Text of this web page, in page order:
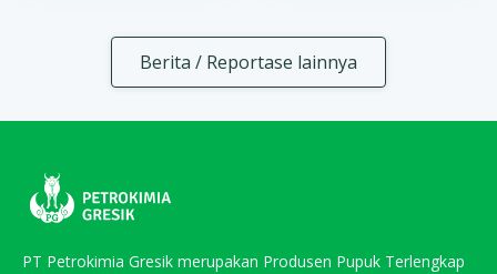
Berita / Reportase lainnya
PT Petrokimia Gresik merupakan Produsen Pupuk Terlengkap